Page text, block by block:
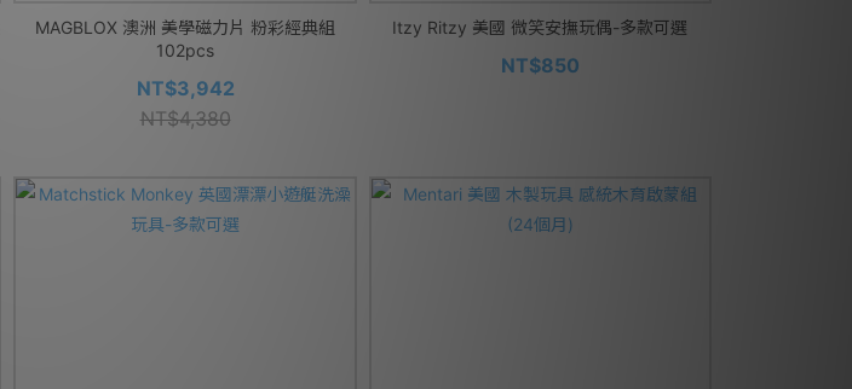
MAGBLOX 澳洲 美學磁力片 粉彩經典組
102pcs
NT$3,942
NT$4,380
Itzy Ritzy 美國 微笑安撫玩偶-多款可選
NT$850